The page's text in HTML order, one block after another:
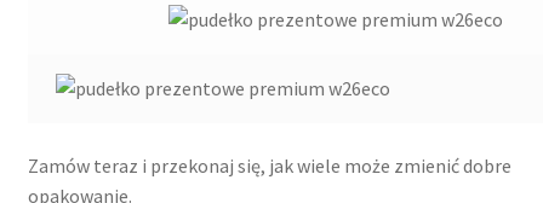
Zamów teraz i przekonaj się, jak wiele może zmienić dobre
opakowanie.